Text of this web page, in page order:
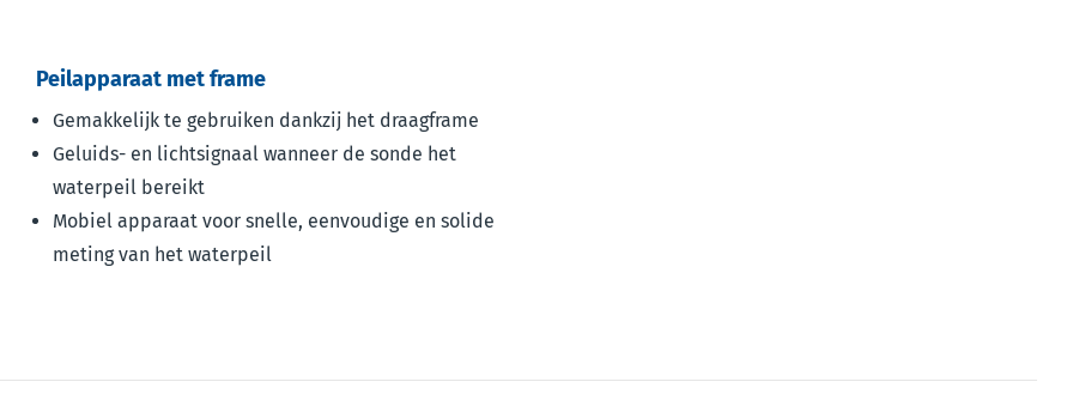
Peilapparaat met frame
Gemakkelijk te gebruiken dankzij het draagframe
Geluids- en lichtsignaal wanneer de sonde het
waterpeil bereikt
Mobiel apparaat voor snelle, eenvoudige en solide
meting van het waterpeil